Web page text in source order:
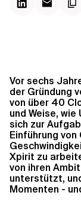
Vor sechs
der Gründung
von über 40
und Weise,
sich zur
Einführung
Xpirit zu
von ihren
unterstützt,
Momenten -